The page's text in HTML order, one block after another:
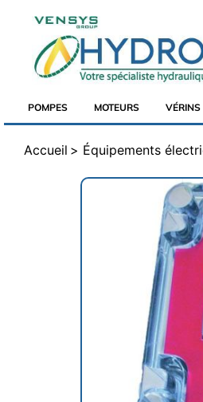
POMPES MOTEURS VÉRINS
Accueil Équipements